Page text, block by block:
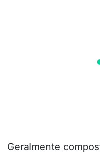
Geralmente